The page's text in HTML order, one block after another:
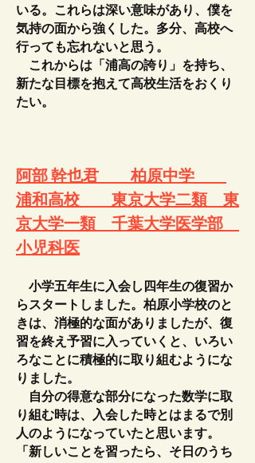
いる。これらは深い意味があり、僕を
気持の面から強くした。多分、高校へ
行っても忘れないと思う。
これからは「浦高の誇り」を持ち、
新たな目標を抱えて高校生活をおくり
たい。
阿部 幹也君 柏原中学
浦和高校 東京大学二類 東
京大学一類 千葉大学医学部
小児科医
小学五年生に入会し四年生の復習か
らスタートしました。柏原小学校のと
きは、消極的な面がありましたが、復
習を終え予習に入っていくと、いろい
ろなことに積極的に取り組むようにな
りました。
自分の得意な部分になった数学に取
り組む時は、入会した時とはまるで別
人のようになっていたと思います。
「新しいことを習ったら、そ日のうち